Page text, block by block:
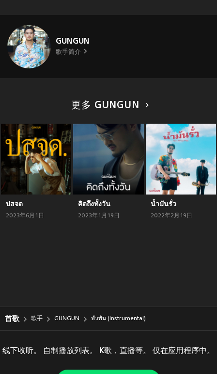
GUNGUN
歌手简介
更多 GUNGUN
ปสจด
2023年6月1日
คิดถึงทั้งวัน
2023年1月19日
น้ำมันรั่ว
2022年2月19日
首歌 歌手 GUNGUN พัวพัน (Instrumental)
线下收听。 自制播放列表。 K歌，直播等。 仅在应用程序中。